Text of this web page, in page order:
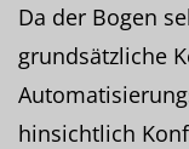
Da der Bogen
grundsätzliche
hinsichtlich